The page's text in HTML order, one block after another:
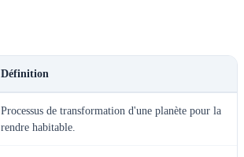
Définition
Processus de transformation d'une planète pour la
rendre habitable.